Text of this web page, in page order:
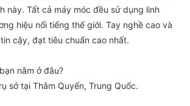
này. Tất cả máy móc đều sử dụng linh
hiệu nổi tiếng thế giới. Tay nghề cao và
cậy, đạt tiêu chuẩn cao nhất.
nằm ở đâu?
sở tại Thâm Quyến, Trung Quốc.